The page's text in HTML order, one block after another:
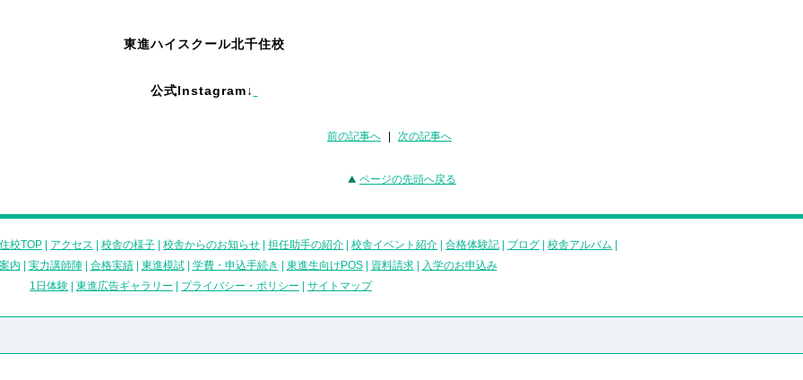
東進ハイスクール北千住校
公式Instagram↓
前の記事へ 次の記事へ
ページの先頭へ戻る
校TOP アクセス 校舎の様子 校舎からのお知らせ 担任助手の紹介 校舎イベント紹介 合格体験記 ブログ 校舎アルバム
内
実力講師陣| 合格実績| 東進模試| 学費・申込手続き 東進生向けPOS| 資料請求|
入学のお申込み
1日体験
東進広告ギャラリー プライバシー・ポリシー サイトマップ